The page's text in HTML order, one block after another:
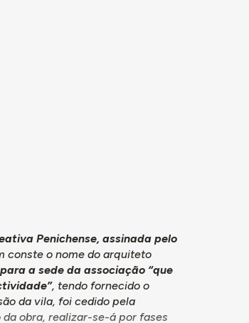
Penichense, assinada pelo
conste o nome do arquiteto
a sede da associação “que
, tendo fornecido o
da vila, foi cedido pela
obra, realizar-se-á por fases